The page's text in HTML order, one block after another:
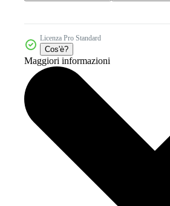
Licenza Pro Standard
Cos'è?
Maggiori informazioni